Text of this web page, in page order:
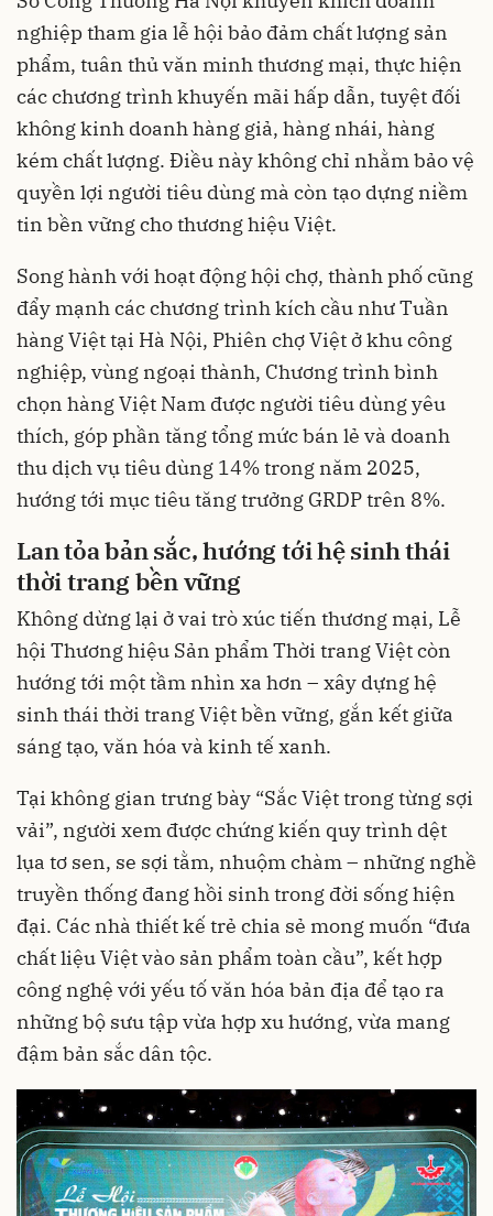
nghiệp tham gia lễ hội bảo đảm chất lượng sản
phẩm, tuân thủ văn minh thương mại, thực hiện
các chương trình khuyến mãi hấp dẫn, tuyệt đối
không kinh doanh hàng giả, hàng nhái, hàng
kém chất lượng. Điều này không chỉ nhằm bảo vệ
quyền lợi người tiêu dùng mà còn tạo dựng niềm
tin bền vững cho thương hiệu Việt.
Song hành với hoạt động hội chợ, thành phố cũng
đẩy mạnh các chương trình kích cầu như Tuần
hàng Việt tại Hà Nội, Phiên chợ Việt ở khu công
nghiệp, vùng ngoại thành, Chương trình bình
chọn hàng Việt Nam được người tiêu dùng yêu
thích, góp phần tăng tổng mức bán lẻ và doanh
thu dịch vụ tiêu dùng 14% trong năm 2025,
hướng tới mục tiêu tăng trưởng GRDP trên 8%.
Lan tỏa bản sắc,hướng tới hệ sinh thái
thời trang bền vững
Không dừng lại ở vai trò xúc tiến thương mại, Lễ
hội Thương hiệu Sản phẩm Thời trang Việt còn
hướng tới một tầm nhìn xa hơn – xây dựng hệ
sinh thái thời trang Việt bền vững, gắn kết giữa
sáng tạo, văn hóa và kinh tế xanh.
Tại không gian trưng bày “Sắc Việt trong từng sợi
vải”, người xem được chứng kiến quy trình dệt
lụa tơ sen, se sợi tằm, nhuộm chàm – những nghề
truyền thống đang hồi sinh trong đời sống hiện
đại. Các nhà thiết kế trẻ chia sẻ mong muốn “đưa
chất liệu Việt vào sản phẩm toàn cầu”, kết hợp
công nghệ với yếu tố văn hóa bản địa để tạo ra
những bộ sưu tập vừa hợp xu hướng, vừa mang
đậm bản sắc dân tộc.